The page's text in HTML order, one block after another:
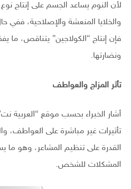
لأن النوم يساعد الجسم على إنتاج
والخلايا المنعشة والإصلاحية، ففي
فإن إنتاج “الكولاجين” يتناقص، ما
ونضارتها.
تأثر المزاج والعواطف
أشار الخبراء بحسب موقع “العربية
تأثيرات غير مباشرة على العواطف،
القدرة على تنظيم المشاعر، وهو
المشكلات للشخص.